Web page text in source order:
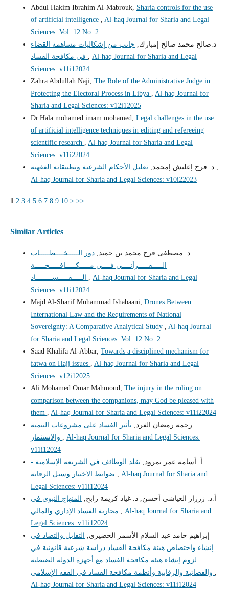
Abdul Hakim Ibrahim Al-Mabrouk, Sharia controls for the use
of artificial intelligence
Al-haq Journal for Sharia and Legal
Sciences: Vol. 12 No. 2
د.صالح محمد صالح إمبارك, جانب من إشكاليات مساهمة القضاء
Al-haq Journal for Sharia and Legal
Sciences: v11i12024
Zahra Abdullah Naji, The Role of the Administrative Judge in
Protecting the Electoral Process in Libya
Al-haq Journal for
Sharia and Legal Sciences: v12i12025
Dr.Hala mohamed imam mohamed, Legal challenges in the use
of artificial intelligence techniques in editing and refereeing
scientific research
Al-haq Journal for Sharia and Legal
Sciences: v11i22024
د. فرج إعليش إمحمد,تعليل الأحكام الشرعية وتطبيقاته الفقهية
Al-haq Journal for Sharia and Legal Sciences: v10i22023
1 2 3 4 5 6 7 8 9 10 > >>
Similar Articles
د. مصطفى فرج محمد بن حميد,دور الـــــخــــطـــــاب
الـــــقـــــرآنــــي فــــي مـــــكـــــافـــــحـــــة
Al-haq Journal for Sharia and Legal
Sciences: v11i12024
Majd Al-Sharif Muhammad Ishabaani, Drones Between
International Law and the Requirements of National
Sovereignty: A Comparative Analytical Study
Al-haq Journal
for Sharia and Legal Sciences: Vol. 12 No. 2
Saad Khalifa Al-Abbar, Towards a disciplined mechanism for
fatwa on Hajj issues
Al-haq Journal for Sharia and Legal
Sciences: v12i12025
Ali Mohamed Omar Mahmoud, The injury in the ruling on
comparison between the companions, may God be pleased with
them
Al-haq Journal for Sharia and Legal Sciences: v11i22024
رحمة رمضان الفرد,تأثير الفساد على مشروعات التنمية
Al-haq Journal for Sharia and Legal Sciences:
v11i12024
أ. أسامة عمر نمرود,تقلد الوظائف في الشريعة الإسلامية -
Al-haq Journal for Sharia and
Legal Sciences: v11i12024
أ.د. زرزار العياشي أحسن, د. غياد كريمة رابح, المنهاج النبوي في
Al-haq Journal for Sharia and
Legal Sciences: v11i12024
إبراهيم حامد عبد السلام الأسمر الحضيري, التقابل والتضاد في
إنشاء واختصاص هيئة مكافحة الفساد دراسة شرعية قانونية في
لزوم إنشاء هيئة مكافحة الفساد مع أجهزة الدولة الضبطية
Al-haq Journal for Sharia and Legal Sciences: v11i12024